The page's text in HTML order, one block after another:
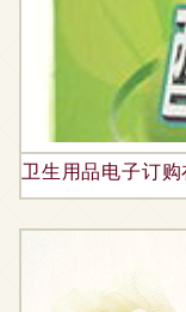
卫生用品电子订